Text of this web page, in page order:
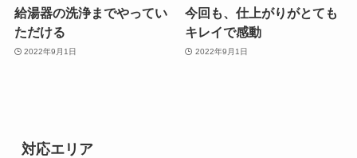
給湯器の洗浄までやってい
ただける
2022年9月1日
今回も、仕上がりがとても
キレイで感動
2022年9月1日
対応エリア